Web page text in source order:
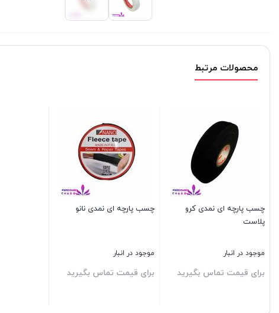
محصولات مرتبط
چسب پارچه ای نمدی کرو
پلاست
موجود در انبار
برای قیمت تماس بگیرید
چسب پارچه ای نمدی نانو
موجود در انبار
برای قیمت تماس بگیرید